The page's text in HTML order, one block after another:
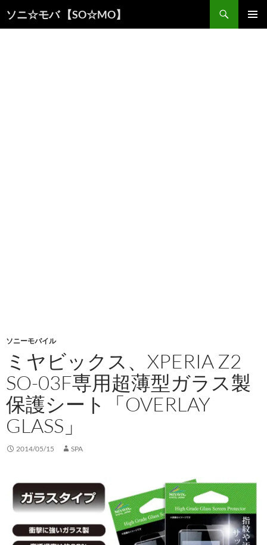
ソニ☆モバ 【SO☆MO】
索
ソニーモバイル
ミヤビックス、XPERIA Z2
SO-03F専用超薄型ガラス製
保護シート「OVERLAY
GLASS」
2014/05/15 SPA